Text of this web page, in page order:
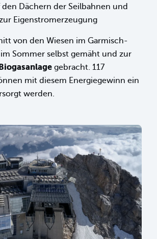
den Dächern der Seilbahnen und
Eigenstromerzeugung
von den Wiesen im Garmisch-
Sommer selbst gemäht und zur
gebracht. 117
mit diesem Energiegewinn ein
werden.